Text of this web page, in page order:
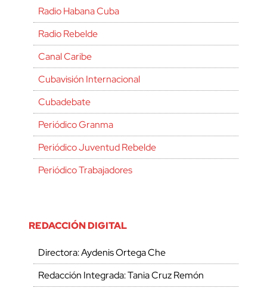
Radio Habana Cuba
Radio Rebelde
Canal Caribe
Cubavisión Internacional
Cubadebate
Periódico Granma
Periódico Juventud Rebelde
Periódico Trabajadores
REDACCIÓN DIGITAL
Directora: Aydenis Ortega Che
Redacción Integrada: Tania Cruz Remón